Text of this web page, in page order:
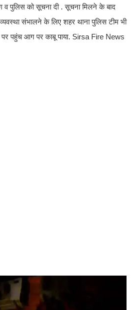
पुलिस को सूचना दी . सूचना मिलने के बाद
संभालने के लिए शहर थाना पुलिस टीम भी
पहुंच आग पर काबू पाया. Sirsa Fire News